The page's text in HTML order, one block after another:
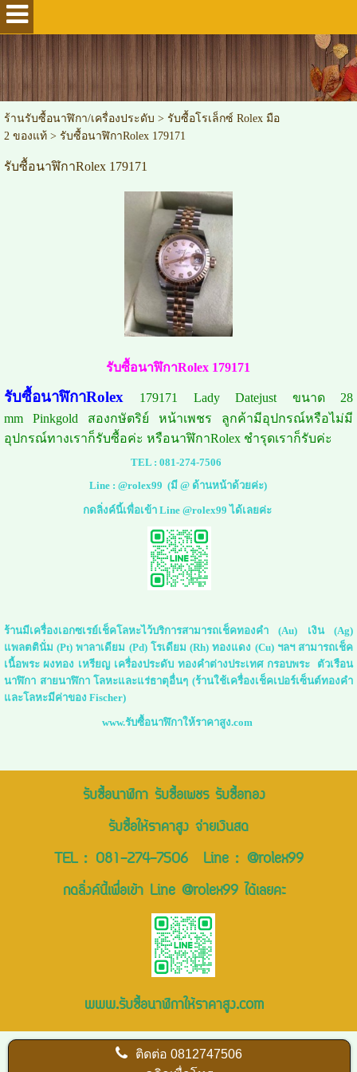
ร้านรับซื้อนาฬิกา/เครื่องประดับ > รับซื้อโรเล็กซ์ Rolex มือ
2 ของแท้> รับซื้อนาฬิกาRolex 179171
รับซื้อนาฬิกาRolex 179171
รับซื้อนาฬิกาRolex 179171
รับซื้อนาฬิกาRolex
179171 Lady Datejust ขนาด 28
mm Pinkgold สองกษัตริย์ หน้าเพชร ลูกค้ามีอุปกรณ์หรือไม่มี
อุปกรณ์ทางเราก็รับซื้อค่ะ หรือนาฬิกาRolex ชำรุดเราก็รับค่ะ
TEL : 081-274-7506
Line :@rolex99 (มี @ ด้านหน้าด้วยค่ะ)
กดลิ่งค์นี้เพื่อเข้า Line @rolex99 ได้เลยค่ะ
ร้านมีเครื่องเอกซเรย์เช็คโลหะไว้บริการสามารถเช็คทองคำ (Au) เงิน (Ag)
แพลตตินั่ม (Pt) พาลาเดียม (Pd) โรเดียม (Rh) ทองแดง (Cu) ฯลฯ สามารถเช็ค
เนื้อพระ ผงทอง เหรียญ เครื่องประดับ ทองคำต่างประเทศ กรอบพระ ตัวเรือน
นาฬิกา สายนาฬิกา โลหะและแร่ธาตุอื่นๆ (ร้านใช้เครื่องเช็คเปอร์เซ็นต์ทองคำ
และโลหะมีค่าของ Fischer)
www.รับซื้อนาฬิกาให้ราคาสูง.com
รับซื้อนาฬิกา รับซื้อเพชร รับซื้อทอง
รับซื้อให้ราคาสูง จ่ายเงินสด
TEL : 081-274-7506Line : @rolex99
กดลิ่งค์นี้เพื่อเข้า Line @rolex99 ได้เลยคะ
www.รับซื้อนาฬิกาให้ราคาสูง.com
ติดต่อ0812747506